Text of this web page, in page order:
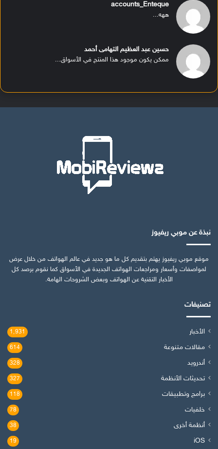
accounts_Enteque
ههه...
حسين عبد العظيم التهامى أحمد
ممكن يكون موجود هذا المنتج في الأسواق...
نبذة عن موبي ريفيوز
موقع موبي ريفيوز يهتم بتقديم كل ما هو جديد في عالم الهواتف من خلال عرض
لمواصفات وأسعار ومراجعات الهواتف الجديدة في الأسواق كما نقوم برصد كل
الأخبار التقنية عن الهواتف وبعض الشروحات الهامة.
تصنيفات
الأخبار 1٬931
مقالات متنوعة 614
أندرويد 328
تحديثات الأنظمة 327
برامج وتطبيقات 118
خلفيات 78
أنظمة أخرى 38
iOS
19